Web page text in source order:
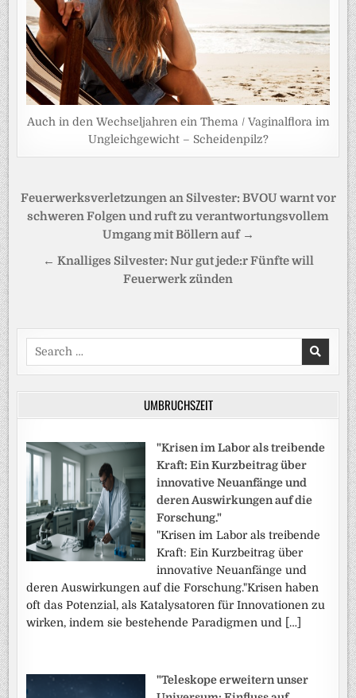
Auch in den Wechseljahren ein Thema / Vaginalflora im
Ungleichgewicht – Scheidenpilz?
Beitragsnavigation
Feuerwerksverletzungen an Silvester: BVOU warnt vor
schweren Folgen und ruft zu verantwortungsvollem
Umgang mit Böllern auf →
← Knalliges Silvester: Nur gut jede:r Fünfte will
Feuerwerk zünden
Search
for:
UMBRUCHSZEIT
"Krisen im Labor als treibende
Kraft: Ein Kurzbeitrag über
innovative Neuanfänge und
deren Auswirkungen auf die
Forschung."
"Krisen im Labor als treibende
Kraft: Ein Kurzbeitrag über
innovative Neuanfänge und
deren Auswirkungen auf die Forschung."Krisen haben
oft das Potenzial, als Katalysatoren für Innovationen zu
wirken, indem sie bestehende Paradigmen und […]
"Teleskope erweitern unser